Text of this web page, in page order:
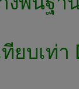
บเท่า